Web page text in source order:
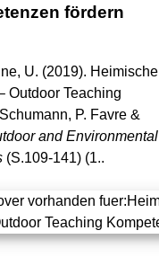
fördern
U. (2019). Heimische
Outdoor Teaching
P. Favre &
and Environmental
(S.109-141) (1..